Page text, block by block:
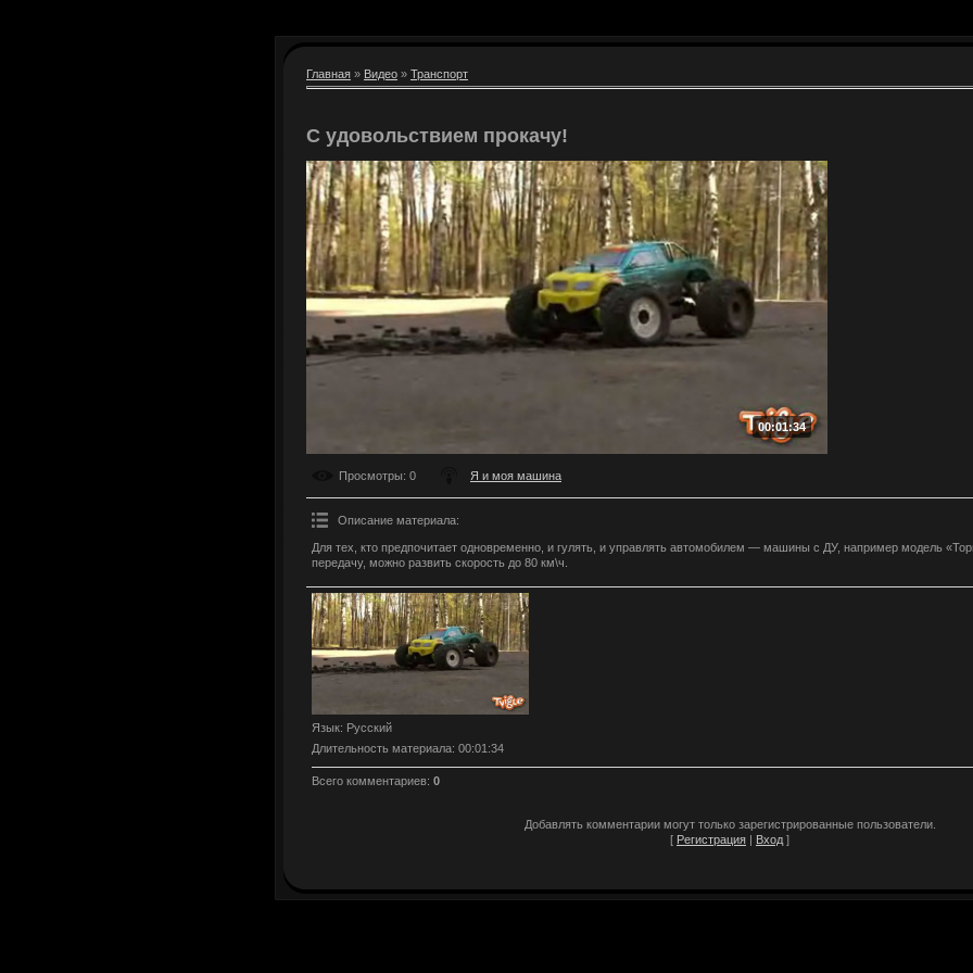
Главная » Видео » Транспорт
С удовольствием прокачу!
00:01:34
Просмотры: 0 Я и моя машина
Описание материала:
Для тех, кто предпочитает одновременно, и гулять, и управлять автомобилем — машины с ДУ, например модель
передачу, можно развить скорость до 80 км\ч.
Язык: Русский
Длительность материала: 00:01:34
Всего комментариев: 0
Добавлять комментарии могут только зарегистрированные пользователи.
[ Регистрация | Вход ]